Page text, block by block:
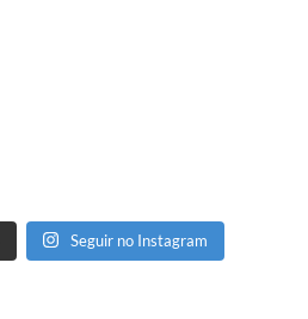
Seguir no Instagram